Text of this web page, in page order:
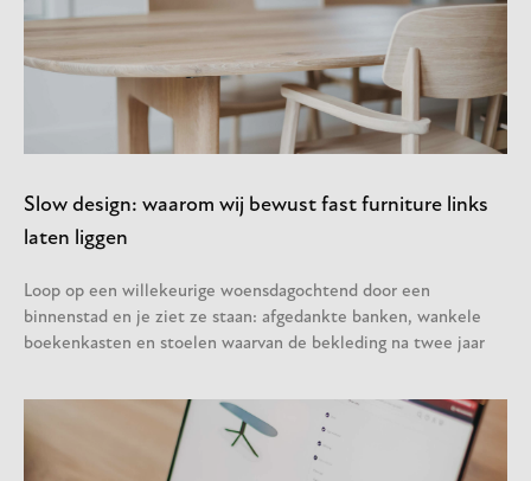
Slow design: waarom wij bewust fast furniture links
laten liggen
Loop op een willekeurige woensdagochtend door een
binnenstad en je ziet ze staan: afgedankte banken, wankele
boekenkasten en stoelen waarvan de bekleding na twee jaar